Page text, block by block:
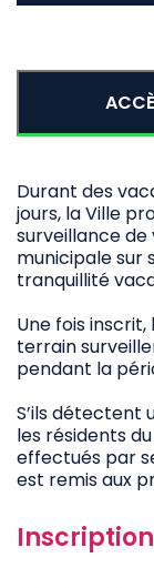
Durant des
jours, la Ville
surveillance
municipale sur
tranquillité
Une fois
terrain
pendant la
S’ils
les résidents
effectués par
est remis aux
Inscription